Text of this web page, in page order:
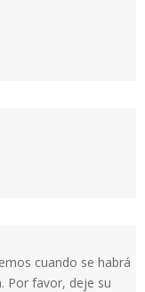
cuando se habrá
Por favor, deje su